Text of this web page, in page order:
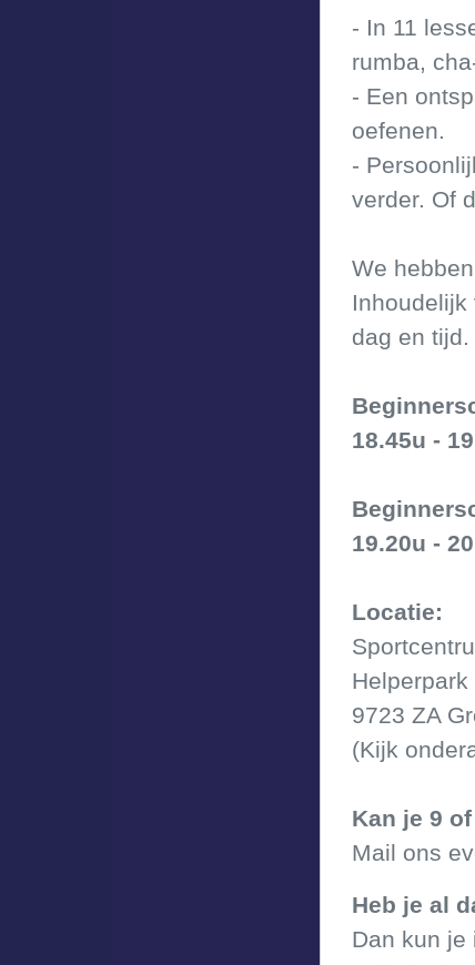
- In 11
rumba,
- Een
oefenen.
-
verder. Of
We
dag en
18.45u -
19.20u -
Locatie:
Helperpark
9723 ZA
(Kijk
Kan je 9
Mail ons
Heb je al
Dan kun je